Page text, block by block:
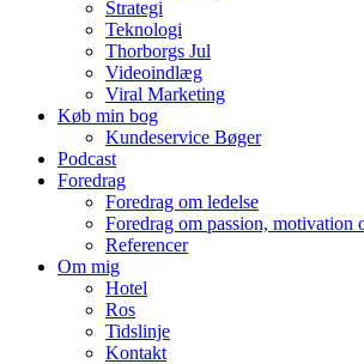
Strategi
Teknologi
Thorborgs Jul
Videoindlæg
Viral Marketing
Køb min bog
Kundeservice Bøger
Podcast
Foredrag
Foredrag om ledelse
Foredrag om passion, motivation
Referencer
Om mig
Hotel
Ros
Tidslinje
Kontakt